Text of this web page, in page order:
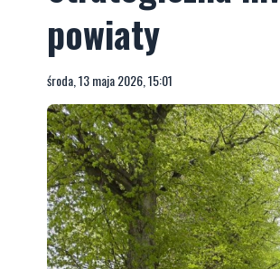
powiaty
środa, 13 maja 2026, 15:01